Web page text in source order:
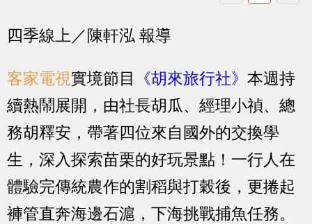
四季線上／陳軒泓 報導
客家電視實境節目 《胡來旅行社》 本週持
續熱鬧展開，由社長胡瓜、經理小禎、總
務胡釋安，帶著四位來自國外的交換學
生，深入探索苗栗的好玩景點！一行人在
體驗完傳統農作的割稻與打穀後，更捲起
褲管直奔海邊石滬，下海挑戰捕魚任務。